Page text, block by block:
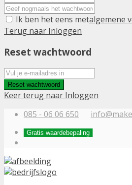
Ik ben het eens metalgemene
Terug naar Inloggen
Reset wachtwoord
Reset wachtwoord
Keer terug naar Inloggen
085 - 06 06 650
Gratis waardebepaling